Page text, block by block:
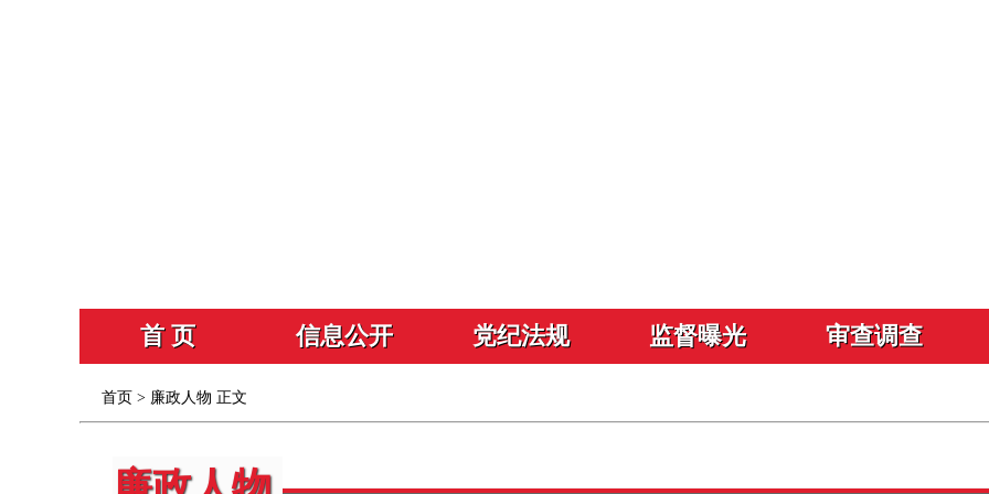
首 页 信息公开 党纪法规 监督曝光 审查调查
首页 > 廉政人物 正文